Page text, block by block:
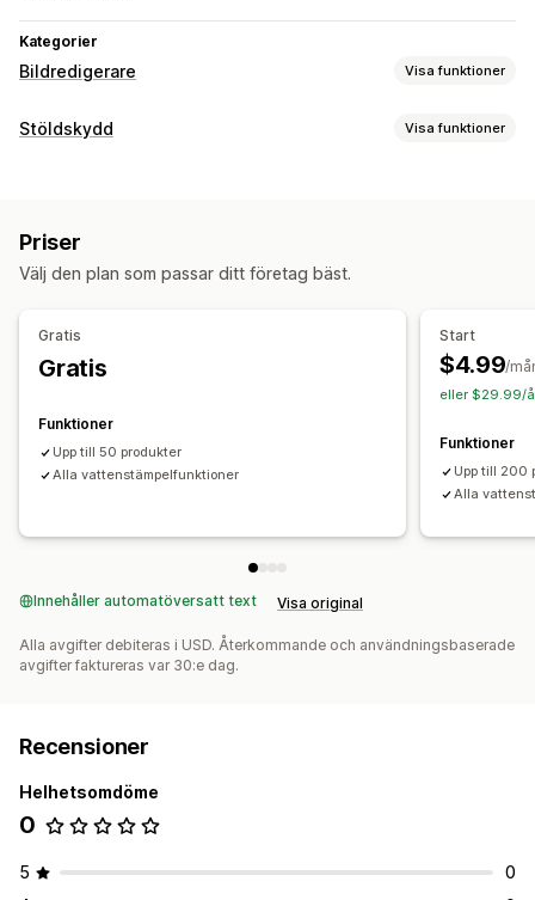
Kategorier
Bildredigerare Visa funktioner
Bildoptimering
Stöldskydd Visa funktioner
Priser
Välj den plan som passar ditt företag bäst.
Gratis
Gratis
Funktioner
Upp till 50 produkter
Alla vattenstämpelfunktioner
Start
$4.99/
eller $29.99/
Funktioner
Upp till 200
Alla
Innehåller automatöversatt text Visa original
Alla avgifter debiteras i USD. Återkommande och användningsbaserade
avgifter faktureras var 30:e dag.
Recensioner
Helhetsomdöme
0
5
0